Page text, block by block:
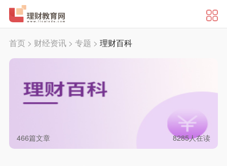
首页> 财经资讯> 专题 > 理财百科
466篇文章 人在读
8285